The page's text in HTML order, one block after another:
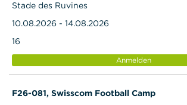
Stade des Ruvines
10.08.2026 - 14.08.2026
16
Anmelden
F26-081, Swisscom Football Camp